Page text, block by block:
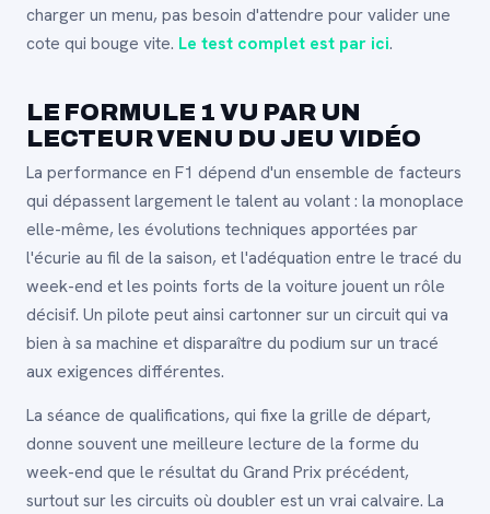
charger un menu, pas besoin d'attendre pour valider une
cote qui bouge vite. Le test complet est par ici.
LE FORMULE 1 VU PAR UN
LECTEUR VENU DU JEU VIDÉO
La performance en F1 dépend d'un ensemble de facteurs
qui dépassent largement le talent au volant : la monoplace
elle-même, les évolutions techniques apportées par
l'écurie au fil de la saison, et l'adéquation entre le tracé du
week-end et les points forts de la voiture jouent un rôle
décisif. Un pilote peut ainsi cartonner sur un circuit qui va
bien à sa machine et disparaître du podium sur un tracé
aux exigences différentes.
La séance de qualifications, qui fixe la grille de départ,
donne souvent une meilleure lecture de la forme du
week-end que le résultat du Grand Prix précédent,
surtout sur les circuits où doubler est un vrai calvaire. La